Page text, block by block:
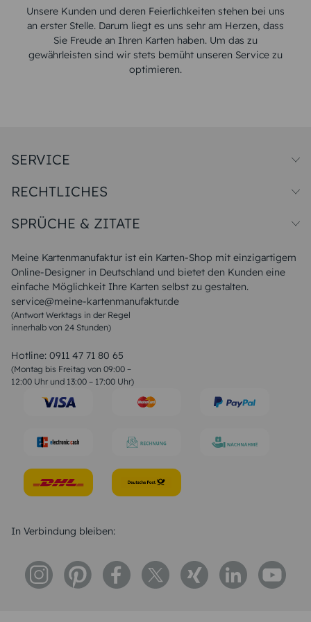
Unsere Kunden und deren Feierlichkeiten stehen bei uns
an erster Stelle. Darum liegt es uns sehr am Herzen, dass
Sie Freude an Ihren Karten haben. Um das zu
gewährleisten sind wir stets bemüht unseren Service zu
optimieren.
Meine Kartenmanufaktur ist ein Karten-Shop mit einzigartigem
Online-Designer in Deutschland und bietet den Kunden eine
einfache Möglichkeit Ihre Karten selbst zu gestalten.
service@meine-kartenmanufaktur.de
(Antwort Werktags in der Regel
innerhalb von 24 Stunden)
Hotline: 0911 47 71 80 65
(Montag bis Freitag von 09:00 –
12:00 Uhr und 13:00 – 17:00 Uhr)
SERVICE
Papiersorten
Unsere Produktion
Magazin
FAQ
RECHTLICHES
Widerrufsbelehrung
SPRÜCHE & ZITATE
Liebeskummer Sprüche
Sommer Sprüche
Muttertagssprüche
Sprüche zur Hochzeit
Sprüche zur Konfirmation & Kommunion
Weihnachtsgedichte
Liebessprüche
Geburtstagssprüche
Trauersprüche
Konfirmation Glückwünsche
In Verbindung bleiben: